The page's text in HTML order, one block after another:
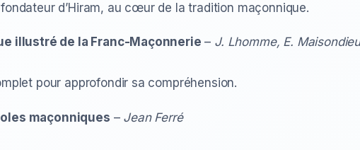
d’Hiram, au cœur de la tradition maçonnique.
illustré de la Franc-Maçonnerie – J. Lhomme, E.
pour approfondir sa compréhension.
maçonniques – Jean Ferré